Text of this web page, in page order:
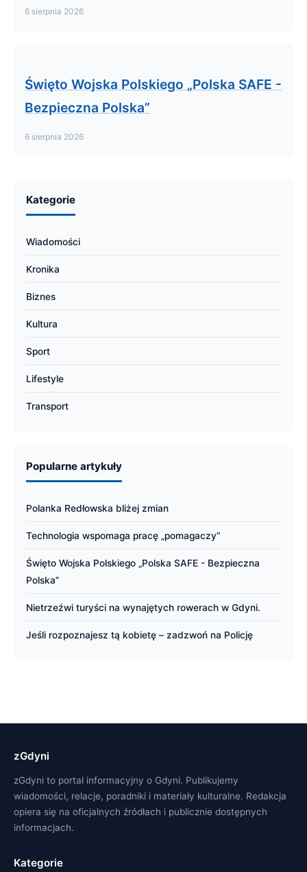
6 sierpnia 2026
Święto Wojska Polskiego „Polska SAFE -
Bezpieczna Polska”
6 sierpnia 2026
Kategorie
Wiadomości
Kronika
Biznes
Kultura
Sport
Lifestyle
Transport
Popularne artykuły
Polanka Redłowska bliżej zmian
Technologia wspomaga pracę „pomagaczy”
Święto Wojska Polskiego „Polska SAFE - Bezpieczna
Polska”
Nietrzeźwi turyści na wynajętych rowerach w Gdyni.
Jeśli rozpoznajesz tą kobietę – zadzwoń na Policję
zGdyni
zGdyni to portal informacyjny o Gdyni. Publikujemy
wiadomości, relacje, poradniki i materiały kulturalne. Redakcja
opiera się na oficjalnych źródłach i publicznie dostępnych
informacjach.
Kategorie